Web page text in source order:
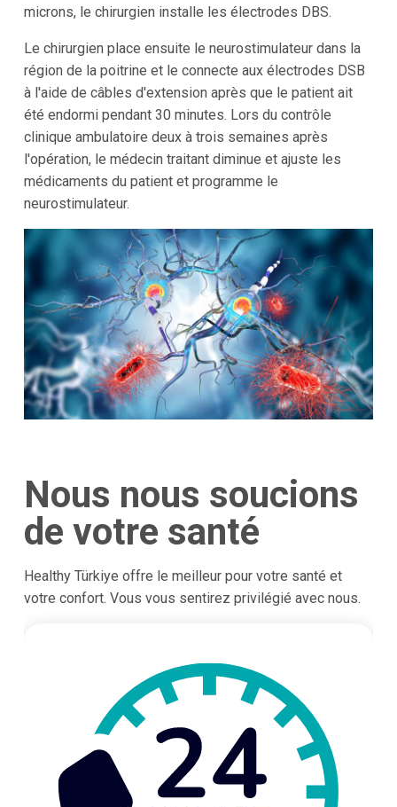
microns, le chirurgien installe les électrodes DBS.
Le chirurgien place ensuite le neurostimulateur dans la
région de la poitrine et le connecte aux électrodes DSB
à l'aide de câbles d'extension après que le patient ait
été endormi pendant 30 minutes. Lors du contrôle
clinique ambulatoire deux à trois semaines après
l'opération, le médecin traitant diminue et ajuste les
médicaments du patient et programme le
neurostimulateur.
Nous nous soucions
de votre santé
Healthy Türkiye offre le meilleur pour votre santé et
votre confort. Vous vous sentirez privilégié avec nous.